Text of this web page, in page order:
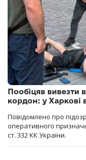
Пообіцяв вивезти
кордон: у Харкові
Повідомлено про
оперативного
ст. 332 КК України.